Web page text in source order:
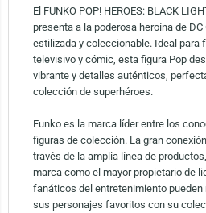
El FUNKO POP! HEROES: BLACK
presenta a la poderosa heroína de
estilizada y coleccionable. Ideal para
televisivo y cómic, esta figura Pop
vibrante y detalles auténticos,
colección de superhéroes.
Funko es la marca líder entre los
figuras de colección. La gran
través de la amplia línea de
marca como el mayor propietario de
fanáticos del entretenimiento
sus personajes favoritos con su